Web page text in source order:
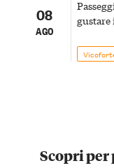
08
AGO
Scopri per